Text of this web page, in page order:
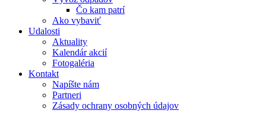
Čo kam patrí
Ako vybaviť
Udalosti
Aktuality
Kalendár akcií
Fotogaléria
Kontakt
Napíšte nám
Partneri
Zásady ochrany osobných údajov